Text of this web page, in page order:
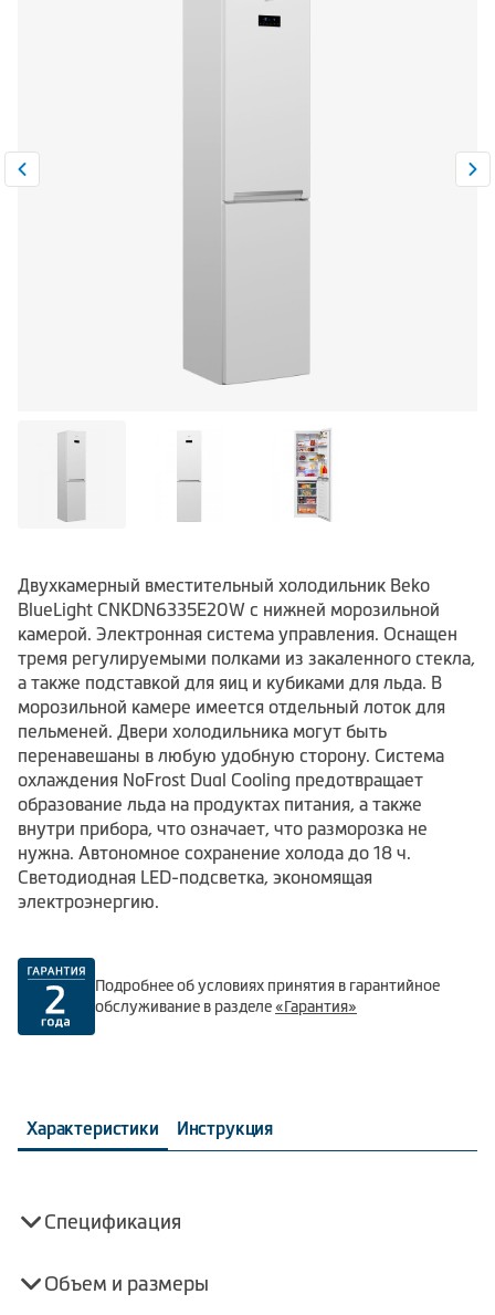
Климатическая техника
Двухкамерный вместительный холодильник Beko
BlueLight CNKDN6335E20W с нижней морозильной
камерой. Электронная система управления. Оснащен
тремя регулируемыми полками из закаленного стекла,
а также подставкой для яиц и кубиками для льда. В
морозильной камере имеется отдельный лоток для
пельменей. Двери холодильника могут быть
перенавешаны в любую удобную сторону. Система
охлаждения NoFrost Dual Cooling предотвращает
образование льда на продуктах питания, а также
внутри прибора, что означает, что разморозка не
нужна. Автономное сохранение холода до 18 ч.
Светодиодная LED-подсветка, экономящая
электроэнергию.
Подробнее об условиях принятия в гарантийное
обслуживание в разделе«Гарантия»
Характеристики Инструкция
Спецификация
Объем и размеры